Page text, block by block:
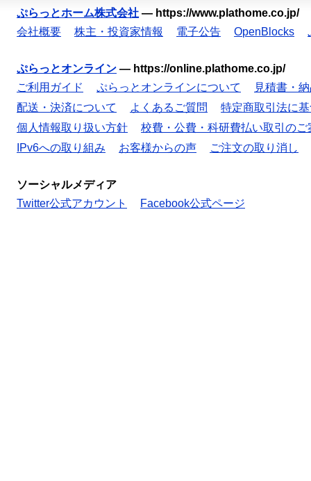
ぷらっとホーム株式会社 — https://www.plathome.co.jp/
会社概要
株主・投資家情報 電子公告 OpenBlocks
ぷらっとオンライン — https://online.plathome.co.jp/
ご利用ガイド
ぷらっとオンラインについて
見積書・
配送・決済について
よくあるご質問
特定商取引法に
個人情報取り扱い方針
校費・公費・科研費払い取引のご
IPv6への取り組み
お客様からの声 ご注文の取り消し
ソーシャルメディア
Twitter公式アカウント
Facebook公式ページ